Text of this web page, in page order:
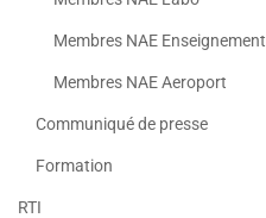
Membres NAE Enseignement
Membres NAE Aeroport
Communiqué de presse
Formation
RTI